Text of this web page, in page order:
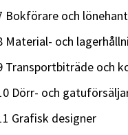
Bokförare och
Material- och
Transportbiträde och
Dörr- och
Grafisk designer